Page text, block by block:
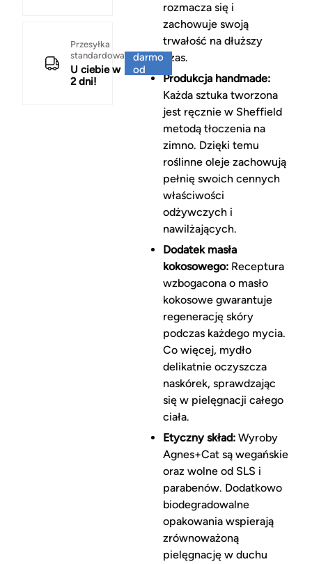
Przesyłka
standardowa
U ciebie w
2 dni!
darmo
od
150 zł
rozmacza się i
zachowuje swoją
trwałość na dłuższy
czas.
Produkcja handmade:
Każda sztuka tworzona
jest ręcznie w Sheffield
metodą tłoczenia na
zimno. Dzięki temu
roślinne oleje zachowują
pełnię swoich cennych
właściwości
odżywczych i
nawilżających.
Dodatek masła
kokosowego:Receptura
wzbogacona o masło
kokosowe gwarantuje
regenerację skóry
podczas każdego mycia.
Co więcej, mydło
delikatnie oczyszcza
naskórek, sprawdzając
się w pielęgnacji całego
ciała.
Etyczny skład:Wyroby
Agnes+Cat są wegańskie
oraz wolne od SLS i
parabenów. Dodatkowo
biodegradowalne
opakowania wspierają
zrównoważoną
pielęgnację w duchu